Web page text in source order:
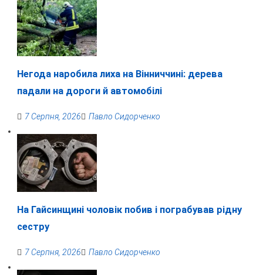
Негода наробила лиха на Вінниччині: дерева
падали на дороги й автомобілі
7 Серпня, 2026 Павло Сидорченко
На Гайсинщині чоловік побив і пограбував рідну
сестру
7 Серпня, 2026 Павло Сидорченко